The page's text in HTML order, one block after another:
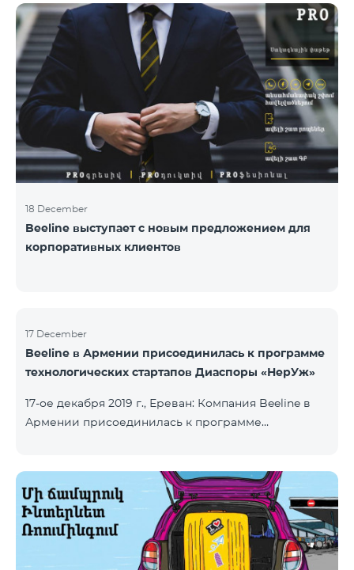
коммуникациям, авторов лучших программ и
идей. «Работа общественных и политических
деятелей, компаний и государственных структур в
центре внимания исследовательской команды
Армянской PR ассоциации. Награждение
проводиться с целью повысить и подчеркнуть
роль PR-специалистов, подчеркнуть важность
обратной
18 December
Beeline выступает с новым предложением для
корпоративных клиентов
17 December
Beeline в Армении присоединилась к программе
технологических стартапов Диаспоры «НерУж»
17-ое декабря 2019 г., Ереван: Компания Beeline в
Армении присоединилась к программе
высокотехнологичной промышленности РА и
офисом главного комиссара по делам диаспоры
РА. Основная цель программы - привлечение
талантливых предпринимателей, инженеров из
диаспоры, стимулирование репатриации, а также